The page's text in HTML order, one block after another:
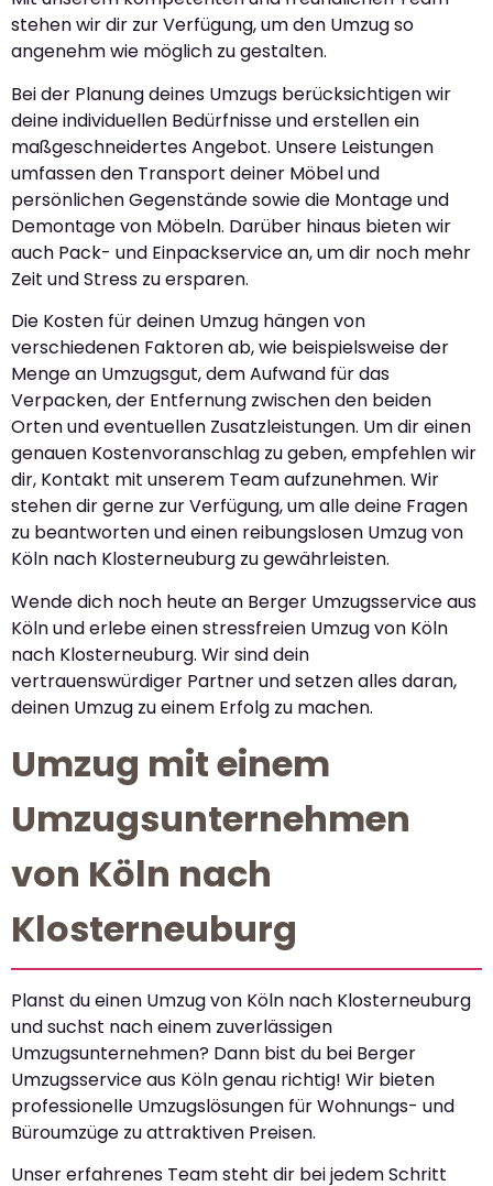
stehen wir dir zur Verfügung, um den Umzug so
angenehm wie möglich zu gestalten.
Bei der Planung deines Umzugs berücksichtigen wir
deine individuellen Bedürfnisse und erstellen ein
maßgeschneidertes Angebot. Unsere Leistungen
umfassen den Transport deiner Möbel und
persönlichen Gegenstände sowie die Montage und
Demontage von Möbeln. Darüber hinaus bieten wir
auch Pack- und Einpackservice an, um dir noch mehr
Zeit und Stress zu ersparen.
Die Kosten für deinen Umzug hängen von
verschiedenen Faktoren ab, wie beispielsweise der
Menge an Umzugsgut, dem Aufwand für das
Verpacken, der Entfernung zwischen den beiden
Orten und eventuellen Zusatzleistungen. Um dir einen
genauen Kostenvoranschlag zu geben, empfehlen wir
dir, Kontakt mit unserem Team aufzunehmen. Wir
stehen dir gerne zur Verfügung, um alle deine Fragen
zu beantworten und einen reibungslosen Umzug von
Köln nach Klosterneuburg zu gewährleisten.
Wende dich noch heute an Berger Umzugsservice aus
Köln und erlebe einen stressfreien Umzug von Köln
nach Klosterneuburg. Wir sind dein
vertrauenswürdiger Partner und setzen alles daran,
deinen Umzug zu einem Erfolg zu machen.
Umzug mit einem
Umzugsunternehmen
von Köln nach
Klosterneuburg
Planst du einen Umzug von Köln nach Klosterneuburg
und suchst nach einem zuverlässigen
Umzugsunternehmen? Dann bist du bei Berger
Umzugsservice aus Köln genau richtig! Wir bieten
professionelle Umzugslösungen für Wohnungs- und
Büroumzüge zu attraktiven Preisen.
Unser erfahrenes Team steht dir bei jedem Schritt